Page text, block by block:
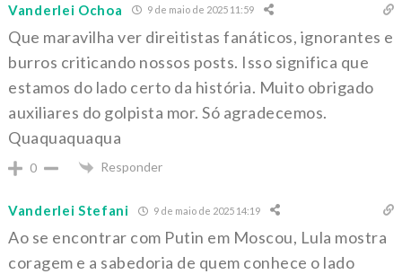
Vanderlei Ochoa 9 de maio de 2025 11:59
Que maravilha ver direitistas fanáticos, ignorantes e
burros criticando nossos posts. Isso significa que
estamos do lado certo da história. Muito obrigado
auxiliares do golpista mor. Só agradecemos.
Quaquaquaqua
0 Responder
Vanderlei Stefani 9 de maio de 2025 14:19
Ao se encontrar com Putin em Moscou, Lula mostra
coragem e a sabedoria de quem conhece o lado